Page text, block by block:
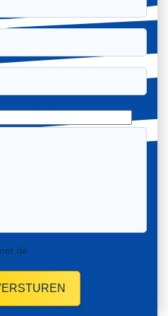
de